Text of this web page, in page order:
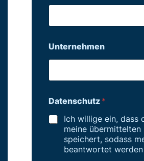
Unternehmen
Datenschutz *
Ich willige ein, dass
meine
speichert, sodass
beantwortet werden